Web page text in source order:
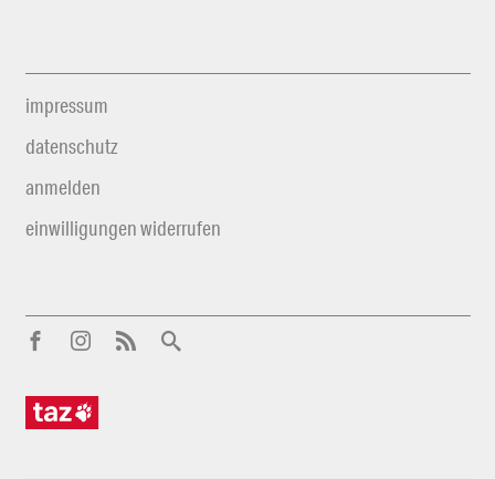
impressum
datenschutz
anmelden
einwilligungen widerrufen